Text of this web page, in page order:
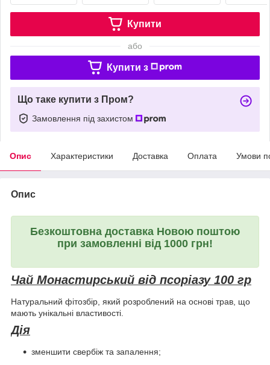
Купити
або
Купити з
Що таке купити з Пром?
Замовлення під захистом
Опис Характеристики Доставка Оплата Умови
Опис
Безкоштовна доставка Новою поштою
при замовленні від 1000 грн!
Чай Монастирський від псоріазу 100 гр
Натуральний фітозбір, який розроблений на основі трав, що
мають унікальні властивості.
Дія
зменшити свербіж та запалення;